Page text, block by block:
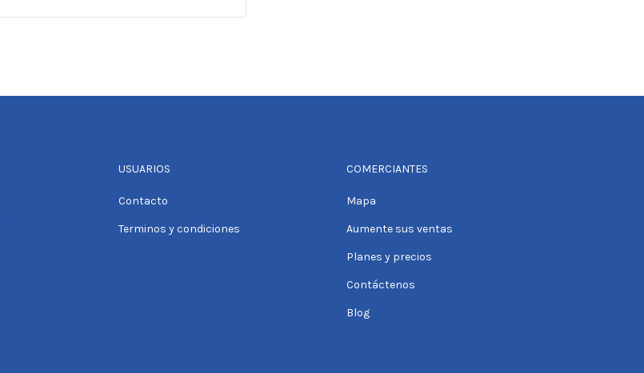
USUARIOS
Contacto
Terminos y condiciones
COMERCIANTES
Mapa
Aumente sus ventas
Planes y precios
Contáctenos
Blog